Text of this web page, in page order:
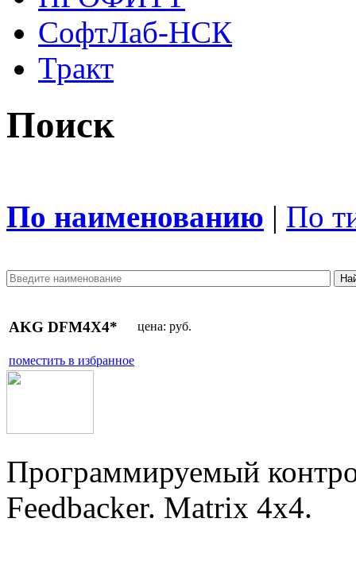
СофтЛаб-НСК
Тракт
Поиск
По наименованию | По
AKG DFM4X4* цена: руб.
поместить в избранное
Программируемый
Feedbacker. Matrix 4x4.